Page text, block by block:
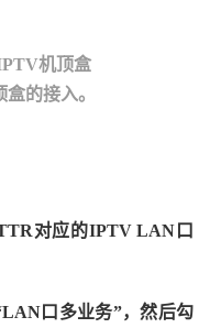
机顶盒
的接入。
对应的IPTV LAN口
口多业务”，然后勾